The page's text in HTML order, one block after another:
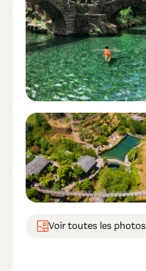
Voir toutes les photos